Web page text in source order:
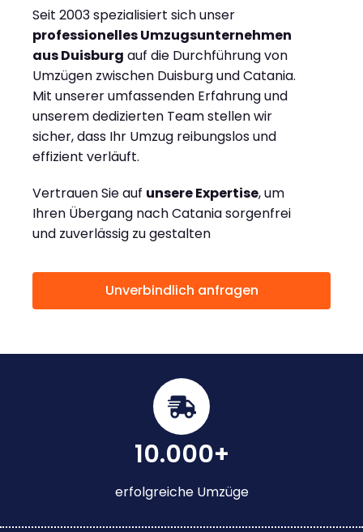
Seit 2003 spezialisiert sich unser
professionelles Umzugsunternehmen
aus Duisburg auf die Durchführung von
Umzügen zwischen Duisburg und Catania.
Mit unserer umfassenden Erfahrung und
unserem dedizierten Team stellen wir
sicher, dass Ihr Umzug reibungslos und
effizient verläuft.
Vertrauen Sie auf unsere Expertise, um
Ihren Übergang nach Catania sorgenfrei
und zuverlässig zu gestalten
Unverbindlich anfragen
10.000+
erfolgreiche Umzüge